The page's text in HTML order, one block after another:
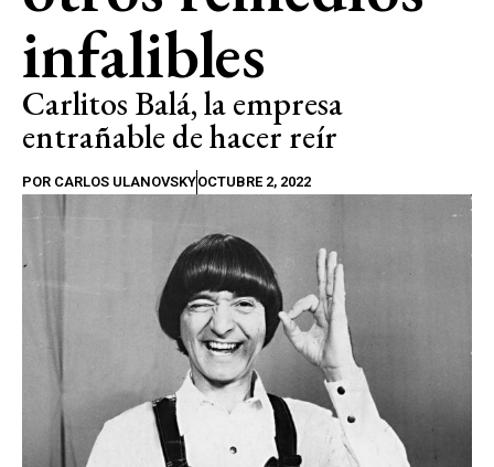
infalibles
Carlitos Balá, la empresa
entrañable de hacer reír
POR CARLOS ULANOVSKYOCTUBRE 2, 2022